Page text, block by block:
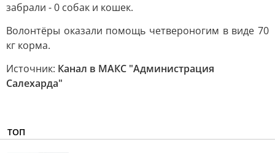
забрали - 0 собак и кошек.
Волонтёры оказали помощь четвероногим в виде 70
кг корма.
Источник: Канал в МАКС "Администрация
Салехарда"
ТОП